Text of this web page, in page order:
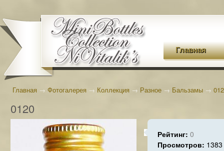
Главная
Главная → Фотогалерея → Коллекция → Разное → Бальзамы →
0120
Рейтинг: 0
Просмотров: 1383